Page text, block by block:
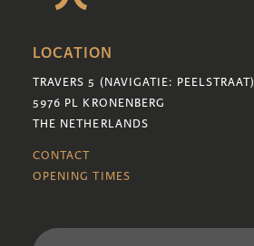
LOCATION
TRAVERS 5 (NAVIGATIE: PEELSTRAAT)
5976 PL KRONENBERG
THE NETHERLANDS
CONTACT
OPENING TIMES